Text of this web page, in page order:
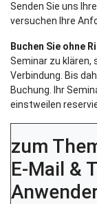
Senden Sie uns
versuchen Ihre
Buchen Sie ohne
Seminar zu klären,
Verbindung. Bis
Buchung. Ihr
einstweilen
zum
E-Mail &